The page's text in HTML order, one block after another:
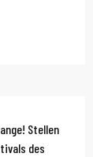
Stellen
des